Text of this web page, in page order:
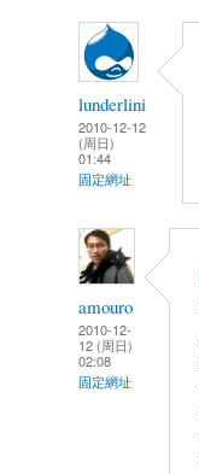
lunderlini
2010-12-12
(周日)
01:44
固定網址
amouro
2010-12-
12 (周日)
02:08
固定網址